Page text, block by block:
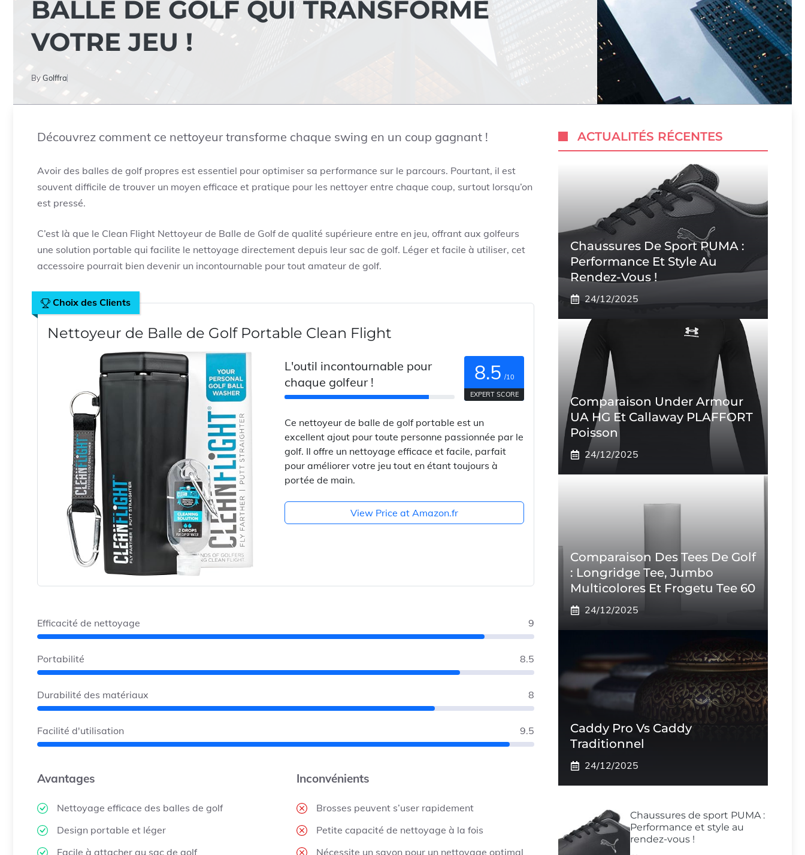
BALLE DE GOLF QUI TRANSFORME
VOTRE JEU !
ByGolffra
Découvrez comment ce nettoyeur transforme chaque swing en un coup gagnant !
Avoir des balles de golf propres est essentiel pour optimiser sa performance sur le parcours. Pourtant, il est
souvent difficile de trouver un moyen efficace et pratique pour les nettoyer entre chaque coup, surtout lorsqu’on
est pressé.
C’est là que le Clean Flight Nettoyeur de Balle de Golf de qualité supérieure entre en jeu, offrant aux golfeurs
une solution portable qui facilite le nettoyage directement depuis leur sac de golf. Léger et facile à utiliser, cet
accessoire pourrait bien devenir un incontournable pour tout amateur de golf.
Choix des Clients
Nettoyeur de Balle de Golf Portable Clean Flight
L'outil incontournable pour
chaque golfeur !
8.5 /10
EXPERT SCORE
Ce nettoyeur de balle de golf portable est un
excellent ajout pour toute personne passionnée par le
golf. Il offre un nettoyage efficace et facile, parfait
pour améliorer votre jeu tout en étant toujours à
portée de main.
View Price at Amazon.fr
Efficacité de nettoyage 9
Portabilité 8.5
Durabilité des matériaux 8
Facilité d'utilisation 9.5
Avantages
Nettoyage efficace des balles de golf
Design portable et léger
Facile à attacher au sac de golf
Inconvénients
Brosses peuvent s’user rapidement
Petite capacité de nettoyage à la fois
Nécessite un savon pour un nettoyage optimal
ACTUALITÉS RÉCENTES
Chaussures De Sport PUMA :
Performance Et Style Au
Rendez-Vous !
24/12/2025
Comparaison Under Armour
UA HG Et Callaway PLAFFORT
Poisson
24/12/2025
Comparaison Des Tees De Golf
: Longridge Tee, Jumbo
Multicolores Et Frogetu Tee 60
24/12/2025
Caddy Pro Vs Caddy
Traditionnel
24/12/2025
Chaussures de sport PUMA :
Performance et style au
rendez-vous !